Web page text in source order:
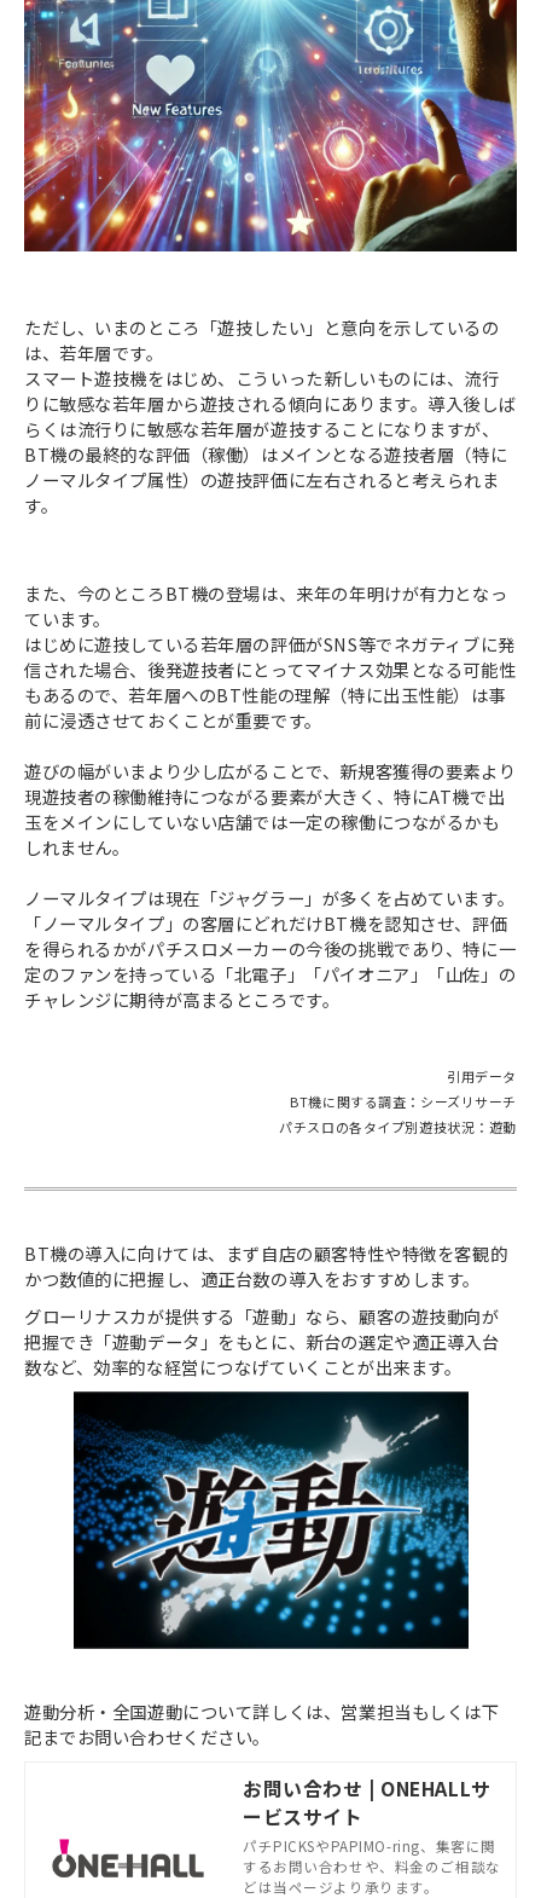
ただし、いまのところ「遊技したい」と意向を示しているの
は、若年層です。
スマート遊技機をはじめ、こういった新しいものには、流行
りに敏感な若年層から遊技される傾向にあります。導入後しば
らくは流行りに敏感な若年層が遊技することになりますが、
BT機の最終的な評価（稼働）はメインとなる遊技者層（特に
ノーマルタイプ属性）の遊技評価に左右されると考えられま
す。
また、今のところBT機の登場は、来年の年明けが有力となっ
ています。
はじめに遊技している若年層の評価がSNS等でネガティブに発
信された場合、後発遊技者にとってマイナス効果となる可能性
もあるので、若年層へのBT性能の理解（特に出玉性能）は事
前に浸透させておくことが重要です。
遊びの幅がいまより少し広がることで、新規客獲得の要素より
現遊技者の稼働維持につながる要素が大きく、特にAT機で出
玉をメインにしていない店舗では一定の稼働につながるかも
しれません。
ノーマルタイプは現在「ジャグラー」が多くを占めています。
「ノーマルタイプ」の客層にどれだけBT機を認知させ、評価
を得られるかがパチスロメーカーの今後の挑戦であり、特に一
定のファンを持っている「北電子」「パイオニア」「山佐」の
チャレンジに期待が高まるところです。
引用データ
BT機に関する調査：シーズリサーチ
パチスロの各タイプ別遊技状況：遊動
BT機の導入に向けては、まず自店の顧客特性や特徴を客観的
かつ数値的に把握し、適正台数の導入をおすすめします。
グローリナスカが提供する「遊動」なら、顧客の遊技動向が
把握でき「遊動データ」をもとに、新台の選定や適正導入台
数など、効率的な経営につなげていくことが出来ます。
遊動分析・全国遊動について詳しくは、営業担当もしくは下
記までお問い合わせください。
お問い合わせ | ONEHALLサ
ービスサイト
パチPICKSやPAPIMO-ring、集客に関
するお問い合わせや、料金のご相談な
どは当ページより承ります。